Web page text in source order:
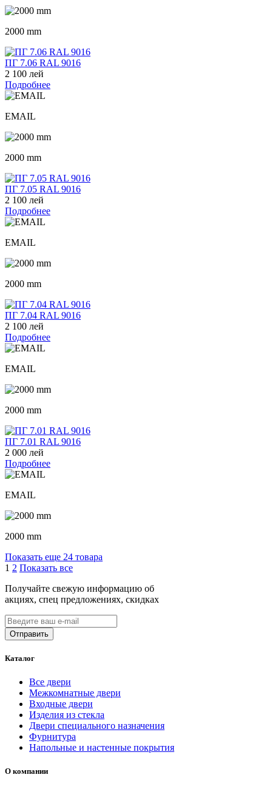
2000 mm
ПГ 7.06 RAL 9016
2 100 лей
Подробнее
EMAIL
2000 mm
ПГ 7.05 RAL 9016
2 100 лей
Подробнее
EMAIL
2000 mm
ПГ 7.04 RAL 9016
2 100 лей
Подробнее
EMAIL
2000 mm
ПГ 7.01 RAL 9016
2 000 лей
Подробнее
EMAIL
2000 mm
Показать еще 24 товара
1 2 Показать все
Получайте свежую информацию об
акциях, спец предложениях, скидках
Каталог
Все двери
Межкомнатные двери
Входные двери
Изделия из стекла
Двери специального назначения
Фурнитура
Напольные и настенные покрытия
О компании